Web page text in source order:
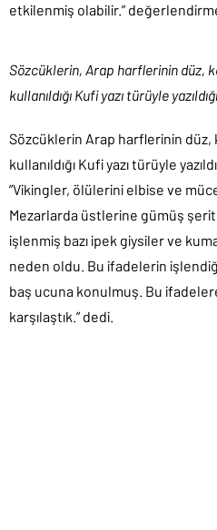
etkilenmiş olabilir.”